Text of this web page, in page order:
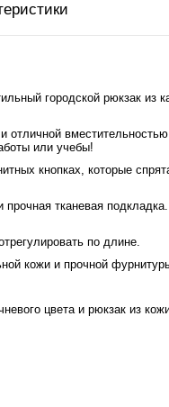
городской рюкзак из
отличной
или учебы!
кнопках, которые
тканевая
по длине.
кожи и прочной
цвета и рюкзак из